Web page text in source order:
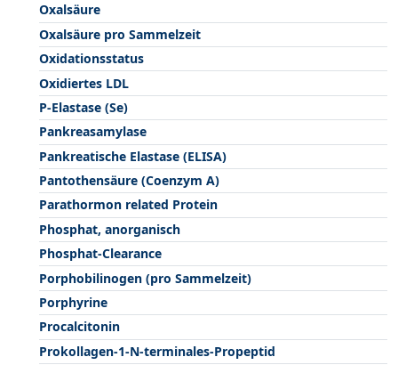
Oxalsäure
Oxalsäure pro Sammelzeit
Oxidationsstatus
Oxidiertes LDL
P-Elastase (Se)
Pankreasamylase
Pankreatische Elastase (ELISA)
Pantothensäure (Coenzym A)
Parathormon related Protein
Phosphat, anorganisch
Phosphat-Clearance
Porphobilinogen (pro Sammelzeit)
Porphyrine
Procalcitonin
Prokollagen-1-N-terminales-Propeptid